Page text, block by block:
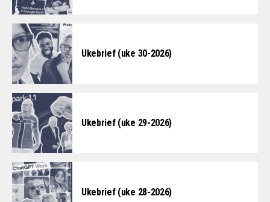
Ukebrief (uke 30-2026)
Ukebrief (uke 29-2026)
Ukebrief (uke 28-2026)